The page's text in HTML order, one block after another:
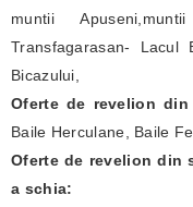
muntii
Transfagarasan- Lacul
Bicazului,
Oferte de revelion
Baile Herculane, Baile
Oferte de revelion din
a schia: